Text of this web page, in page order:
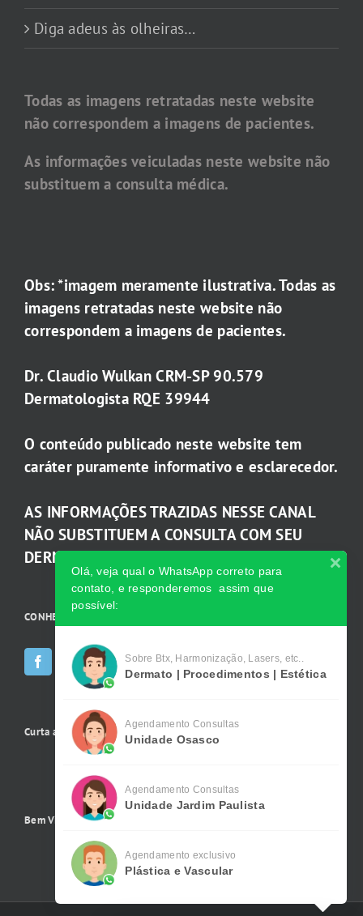
Diga adeus às olheiras…
Todas as imagens retratadas neste website
não correspondem a imagens de pacientes.
As informações veiculadas neste website não
substituem a consulta médica.
Obs: *imagem meramente ilustrativa. Todas as
imagens retratadas neste website não
correspondem a imagens de pacientes.
Dr. Claudio Wulkan CRM-SP 90.579
Dermatologista RQE 39944
O conteúdo publicado neste website tem
caráter puramente informativo e esclarecedor.
AS INFORMAÇÕES TRAZIDAS NESSE CANAL
NÃO SUBSTITUEM A CONSULTA COM SEU
DERMATOLOGISTA.
CONHEÇA AS INCRÍVEIS Redes Sociais da Clínica
Curta a gente no Facebook
Bem Vindo !
Olá, veja qual o WhatsApp correto para
contato, e responderemos assim que
possível:
Sobre Btx, Harmonização, Lasers, etc..
Dermato | Procedimentos | Estética
Agendamento Consultas
Unidade Osasco
Agendamento Consultas
Unidade Jardim Paulista
Agendamento exclusivo
Plástica e Vascular